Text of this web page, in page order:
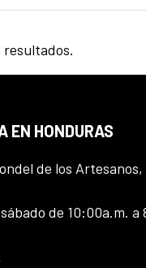
resultados.
EN HONDURAS
de los Artesanos,
de 10:00a.m. a